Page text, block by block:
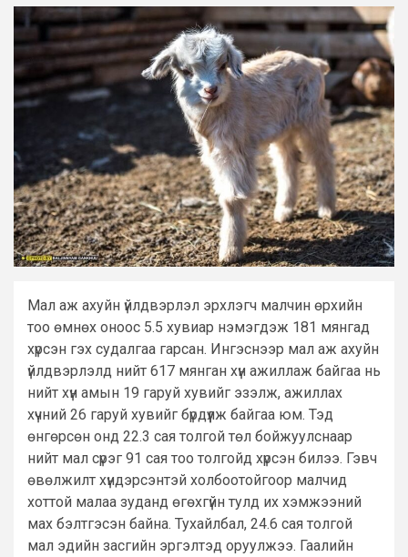
Мал аж ахуйн үйлдвэрлэл эрхлэгч малчин өрхийн
тоо өмнөх оноос 5.5 хувиар нэмэгдэж 181 мянгад
хүрсэн гэх судалгаа гарсан. Ингэснээр мал аж ахуйн
үйлдвэрлэлд нийт 617 мянган хүн ажиллаж байгаа нь
нийт хүн амын 19 гаруй хувийг эзэлж, ажиллах
хүчний 26 гаруй хувийг бүрдүүлж байгаа юм. Тэд
өнгөрсөн онд 22.3 сая толгой төл бойжуулснаар
нийт мал сүрэг 91 сая тоо толгойд хүрсэн билээ. Гэвч
өвөлжилт хүндэрсэнтэй холбоотойгоор малчид
хоттой малаа зуданд өгөхгүйн тулд их хэмжээний
мах бэлтгэсэн байна. Тухайлбал, 24.6 сая толгой
мал эдийн засгийн эргэлтэд оруулжээ. Гаалийн